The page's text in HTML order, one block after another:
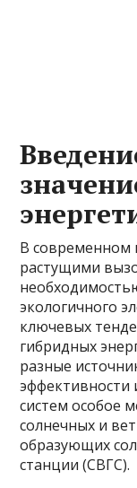
В современном
растущими
экологичного
ключевых
гибридных
разные
эффективности
систем особое
солнечных и
образующих
станции (СВГС).